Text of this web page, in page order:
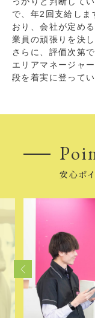
で、年2回支給しま
おり、会社が定め
業員の頑張りを決
さらに、評価次第
エリアマネージャ
段を着実に登って
安心ポ